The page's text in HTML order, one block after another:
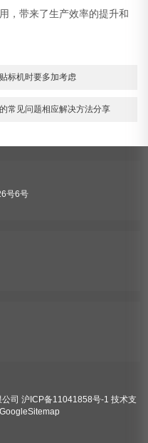
，带来了生产效率的提升和
标机时要多加考虑
常见问题相应解决方法分享
号6号
司 沪ICP备11041858号-1 技术支
GoogleSitemap